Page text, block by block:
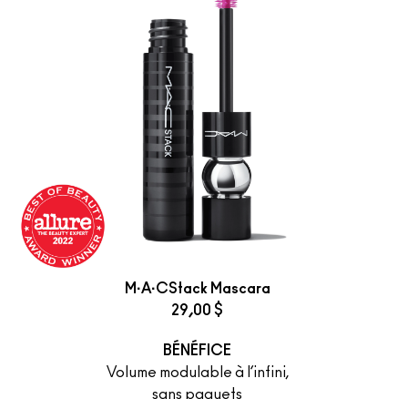
M·A·CStack Mascara
29,00 $
BÉNÉFICE
Volume modulable à l’infini,
sans paquets